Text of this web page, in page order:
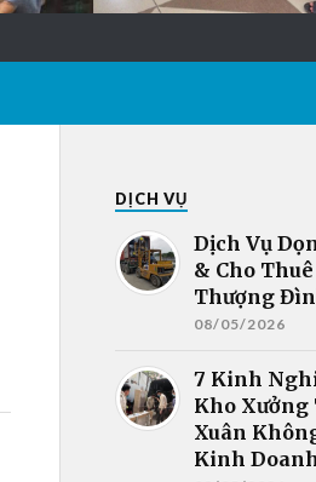
DỊCH VỤ
Dịch Vụ
& Cho
Thượng
08/05/2026
7 Kinh
Kho Xưởng
Xuân
Kinh Doanh